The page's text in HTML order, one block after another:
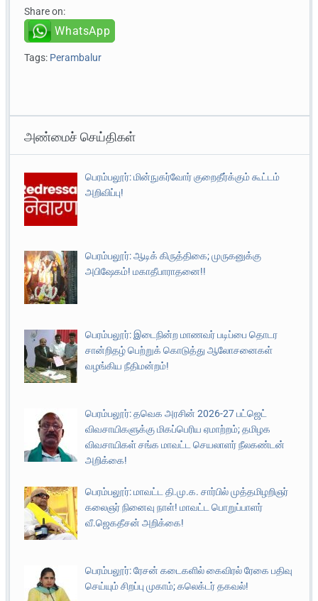
Share on:
WhatsApp
Tags: Perambalur
அண்மைச் செய்திகள்
பெரம்பலூர்: மின்நுகர்வோர் குறைதீர்க்கும் கூட்டம்
அறிவிப்பு!
பெரம்பலூர்: ஆடிக் கிருத்திகை; முருகனுக்கு
அபிஷேகம்! மகாதீபாராதனை!!
பெரம்பலூர்: இடைநின்ற மாணவர் படிப்பை தொடர
சான்றிதழ் பெற்றுக் கொடுத்து ஆலோசனைகள்
வழங்கிய நீதிமன்றம்!
பெரம்பலூர்: தவெக அரசின் 2026-27 பட்ஜெட்
விவசாயிகளுக்கு மிகப்பெரிய ஏமாற்றம்; தமிழக
விவசாயிகள் சங்க மாவட்ட செயலாளர் நீலகண்டன்
அறிக்கை!
பெரம்பலூர்: மாவட்ட தி.மு.க. சார்பில் முத்தமிழறிஞர்
கலைஞர் நினைவு நாள்! மாவட்ட பொறுப்பாளர்
வீ.ஜெகதீசன் அறிக்கை!
பெரம்பலூர்: ரேசன் கடைகளில் கைவிரல் ரேகை பதிவு
செய்யும் சிறப்பு முகாம்; கலெக்டர் தகவல்!